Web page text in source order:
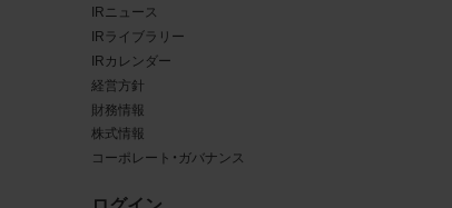
IRニュース
IRライブラリー
IRカレンダー
経営方針
財務情報
株式情報
コーポレート・ガバナンス